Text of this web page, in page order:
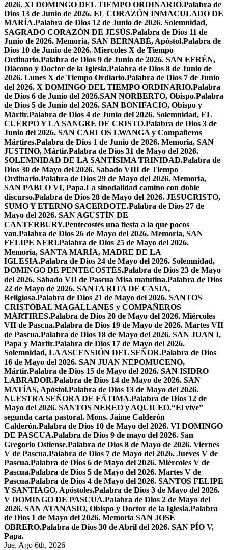
2026. XI DOMINGO DEL TIEMPO ORDINARIO.Palabra de
Dios 13 de Junio de 2026. EL CORAZÓN INMACULADO DE
MARÍA.Palabra de Dios 12 de Junio de 2026. Solemnidad,
SAGRADO CORAZÓN DE JESÚS.Palabra de Dios 11 de
Junio de 2026. Memoria, SAN BERNABÉ, Apóstol.Palabra de
Dios 10 de Junio de 2026. Miercoles X de Tiempo
Ordinario.Palabra de Dios 9 de Junio de 2026. SAN EFRÉN,
Diácono y Doctor de la Iglesia.Palabra de Dios 8 de Junio de
2026. Lunes X de Tiempo Ordiario.Palabra de Dios 7 de Junio
del 2026. X DOMINGO DEL TIEMPO ORDINARIO.Palabra
de Dios 6 de Junio del 2026.SAN NORBERTO, Obispo.Palabra
de Dios 5 de Junio del 2026. SAN BONIFACIO, Obispo y
Mártir.Palabra de Dios 4 de Junio del 2026. Solemnidad, EL
CUERPO Y LA SANGRE DE CRISTO.Palabra de Dios 3 de
Junio del 2026. SAN CARLOS LWANGA y Compañeros
Mártires.Palabra de Dios 1 de Junio de 2026. Memoria, SAN
JUSTINO, Mártir.Palabra de Dios 31 de Mayo del 2026.
SOLEMNIDAD DE LA SANTÍSIMA TRINIDAD.Palabra de
Dios 30 de Mayo del 2026. Sabado VIII de Tiempo
Ordinario.Palabra de Dios 29 de Mayo del 2026. Memoria,
SAN PABLO VI, Papa.La sinodalidad camino con doble
discurso.Palabra de Dios 28 de Mayo del 2026. JESUCRISTO,
SUMO Y ETERNO SACERDOTE.Palabra de Dios 27 de
Mayo del 2026. SAN AGUSTÍN DE
CANTERBURY.Pentecostés una fiesta a la que pocos
van.Palabra de Dios 26 de Mayo del 2026. Memoria, SAN
FELIPE NERI.Palabra de Dios 25 de Mayo del 2026.
Memoria, SANTA MARÍA, MADRE DE LA
IGLESIA.Palabra de Dios 24 de Mayo del 2026. Solemnidad,
DOMINGO DE PENTECOSTÉS.Palabra de Dios 23 de Mayo
del 2026. Sábado VII de Pascua Misa matutina.Palabra de Dios
22 de Mayo de 2026. SANTA RITA DE CASIA,
Religiosa.Palabra de Dios 21 de Mayo del 2026. SANTOS
CRISTÓBAL MAGALLANES y COMPAÑEROS
MÁRTIRES.Palabra de Dios 20 de Mayo del 2026. Miércoles
VII de Pascua.Palabra de Dios 19 de Mayo de 2026. Martes VII
de Pascua.Palabra de Dios 18 de Mayo del 2026. SAN JUAN I,
Papa y Mártir.Palabra de Dios 17 de Mayo del 2026.
Solemnidad, LA ASCENSIÓN DEL SEÑOR.Palabra de Dios
16 de Mayo del 2026. SAN JUAN NEPOMUCENO,
Mártir.Palabra de Dios 15 de Mayo del 2026. SAN ISIDRO
LABRADOR.Palabra de Dios 14 de Mayo de 2026. SAN
MATÍAS, Apóstol.Palabra de Dios 13 de Mayo del 2026.
NUESTRA SEÑORA DE FÁTIMA.Palabra de Dios 12 de
Mayo del 2026. SANTOS NEREO y AQUILEO.“El vive”
segunda carta pastoral. Mons. Jaime Calderón
Calderón.Palabra de Dios 10 de Mayo del 2026. VI DOMINGO
DE PASCUA.Palabra de Dios 9 de mayo del 2026. San
Gregorio Ostiense.Palabra de Dios 8 de Mayo de 2026. Viernes
V de Pascua.Palabra de Dios 7 de Mayo del 2026. Jueves V de
Pascua.Palabra de Dios 6 de Mayo del 2026. Miércoles V de
Pascua.Palabra de Dios 5 de Mayo del 2026. Martes V de
Pascua.Palabra de Dios 4 de Mayo del 2026. SANTOS FELIPE
Y SANTIAGO, Apóstoles.Palabra de Dios 3 de Mayo del 2026.
V DOMINGO DE PASCUA.Palabra de Dios 2 de Mayo del
2026. SAN ATANASIO, Obispo y Doctor de la Iglesia.Palabra
de Dios 1 de Mayo del 2026. Memoria SAN JOSÉ
OBRERO.Palabra de Dios 30 de Abril del 2026. SAN PÍO V,
Papa.
Jue. Ago 6th, 2026